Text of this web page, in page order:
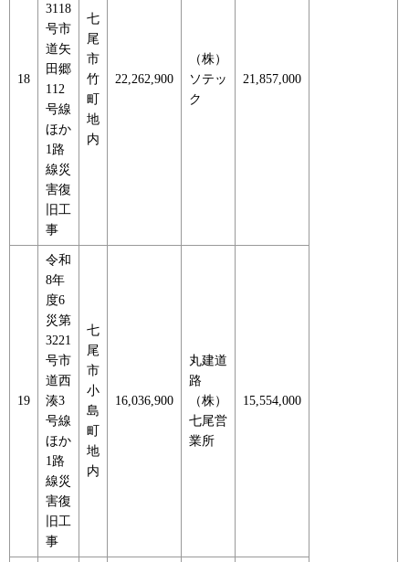
18
3118
号市
道矢
田郷
112
号線
ほか
1路
線災
害復
旧工
事
七
尾
市
竹
町
地
内
22,262,900
（株）
ソテッ
ク
21,857,000
19
令和
8年
度6
災第
3221
号市
道西
湊3
号線
ほか
1路
線災
害復
旧工
事
七
尾
市
小
島
町
地
内
16,036,900
丸建道
路
（株）
七尾営
業所
15,554,000